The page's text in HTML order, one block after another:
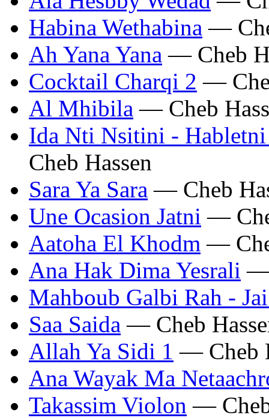
Habina Wethabina —
Ah Yana Yana — Cheb
Cocktail Charqi 2 —
Al Mhibila — Cheb
Ida Nti Nsitini - Habletni
Cheb Hassen
Sara Ya Sara — Cheb
Une Ocasion Jatni —
Aatoha El Khodm —
Ana Hak Dima Yesrali —
Mahboub Galbi Rah -
Saa Saida — Cheb
Allah Ya Sidi 1 — Cheb
Ana Wayak Ma
Takassim Violon —